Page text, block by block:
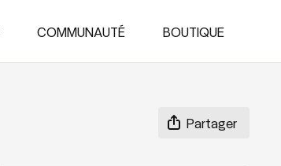
COMMUNAUTÉ BOUTIQUE
Partager